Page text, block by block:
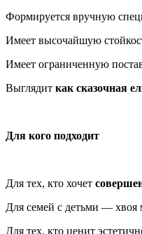
Формируется вручную
Имеет высочайшую
Имеет ограниченную
Выглядит как сказочная
Для кого подходит
Для тех, кто хочет
Для семей с детьми — хвоя
Для тех, кто ценит